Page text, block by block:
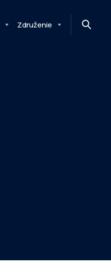
Združenie
DIMAQ NEWSLETTER